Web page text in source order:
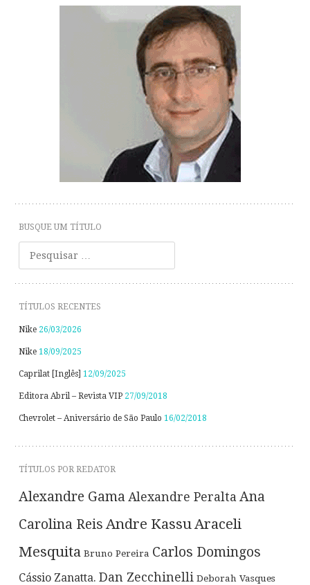
BUSQUE UM TÍTULO
Pesquisar
TÍTULOS RECENTES
Nike 26/03/2026
Nike 18/09/2025
Caprilat [Inglês] 12/09/2025
Editora Abril – Revista VIP 27/09/2018
Chevrolet – Aniversário de São Paulo 16/02/2018
TÍTULOS POR REDATOR
Alexandre Gama Alexandre Peralta Ana
Carolina Reis Andre Kassu Araceli
Mesquita Bruno Pereira Carlos Domingos
Cássio Zanatta. Dan Zecchinelli Deborah Vasques